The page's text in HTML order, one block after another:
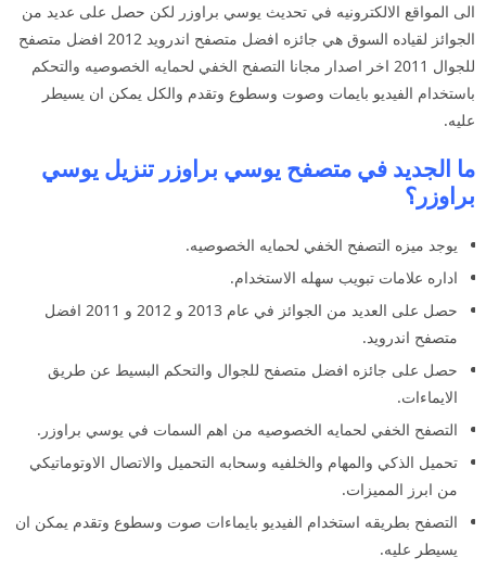
الى المواقع الالكترونيه في تحديث يوسي براوزر لكن حصل على عديد من
الجوائز لقياده السوق هي جائزه افضل متصفح اندرويد 2012 افضل متصفح
للجوال 2011 اخر اصدار مجانا التصفح الخفي لحمايه الخصوصيه والتحكم
باستخدام الفيديو بايمات وصوت وسطوع وتقدم والكل يمكن ان يسيطر
عليه.
ما الجديد في متصفح يوسي براوزر تنزيل يوسي
براوزر؟
يوجد ميزه التصفح الخفي لحمايه الخصوصيه.
اداره علامات تبويب سهله الاستخدام.
حصل على العديد من الجوائز في عام 2013 و 2012 و 2011 افضل
متصفح اندرويد.
حصل على جائزه افضل متصفح للجوال والتحكم البسيط عن طريق
الايماءات.
التصفح الخفي لحمايه الخصوصيه من اهم السمات في يوسي براوزر.
تحميل الذكي والمهام والخلفيه وسحابه التحميل والاتصال الاوتوماتيكي
من ابرز المميزات.
التصفح بطريقه استخدام الفيديو بايماءات صوت وسطوع وتقدم يمكن ان
يسيطر عليه.